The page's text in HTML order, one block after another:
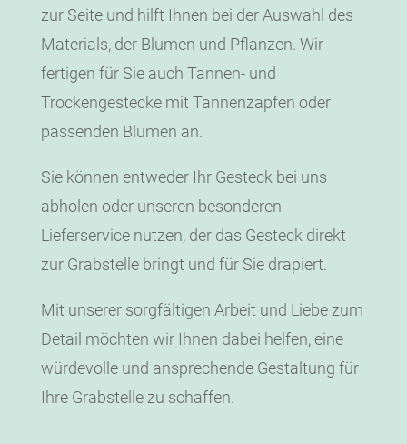
zur Seite und hilft Ihnen bei der Auswahl des
Materials, der Blumen und Pflanzen. Wir
fertigen für Sie auch Tannen- und
Trockengestecke mit Tannenzapfen oder
passenden Blumen an.
Sie können entweder Ihr Gesteck bei uns
abholen oder unseren besonderen
Lieferservice nutzen, der das Gesteck direkt
zur Grabstelle bringt und für Sie drapiert.
Mit unserer sorgfältigen Arbeit und Liebe zum
Detail möchten wir Ihnen dabei helfen, eine
würdevolle und ansprechende Gestaltung für
Ihre Grabstelle zu schaffen.